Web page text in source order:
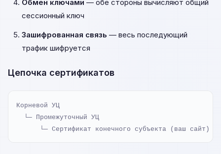
Обмен ключами — обе стороны вычисляют общий
сессионный ключ
Зашифрованная связь — весь последующий
трафик шифруется
Цепочка сертификатов
Корневой УЦ
  └─ Промежуточный УЦ
      └─ Сертификат конечного субъекта (ваш сайт)